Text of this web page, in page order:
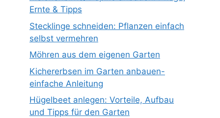
Ernte & Tipps
Stecklinge schneiden: Pflanzen einfach
selbst vermehren
Möhren aus dem eigenen Garten
Kichererbsen im Garten anbauen-
einfache Anleitung
Hügelbeet anlegen: Vorteile, Aufbau
und Tipps für den Garten